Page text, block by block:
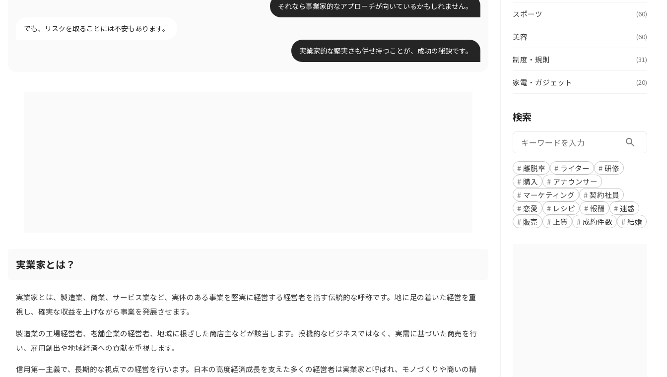
それなら事業家的なアプローチが向いているかもしれません。
でも、リスクを取ることには不安もあります。
実業家的な堅実さも併せ持つことが、成功の秘訣です。
実業家とは？
実業家とは、製造業、商業、サービス業など、実体のある事業を堅実に経営する経営者を指す伝統的な呼称です。地に足の着いた経営を重
視し、確実な収益を上げながら事業を発展させます。
製造業の工場経営者、老舗企業の経営者、地域に根ざした商店主などが該当します。投機的なビジネスではなく、実需に基づいた商売を行
い、雇用創出や地域経済への貢献を重視します。
信用第一主義で、長期的な視点での経営を行います。日本の高度経済成長を支えた多くの経営者は実業家と呼ばれ、モノづくりや商いの精
スポーツ (60)
美容 (60)
制度・規則 (31)
家電・ガジェット (20)
検索
検索: search
離脱率 ライター
研修
購入
アナウンサー
マーケティング
契約社員
恋愛
レシピ 報酬
迷惑
販売
上質 成約件数 結婚